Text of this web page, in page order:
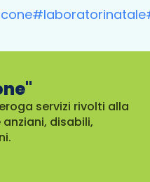
#laboratorinatale
servizi rivolti alla
disabili,